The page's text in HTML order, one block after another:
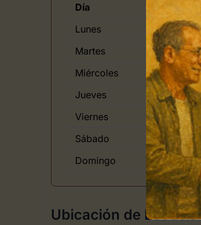
Día
Lunes
Martes
Miércoles
Jueves
Viernes
Sábado
Domingo
Ubicación de